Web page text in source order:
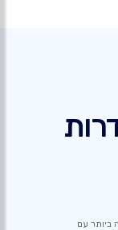
ביותר עם